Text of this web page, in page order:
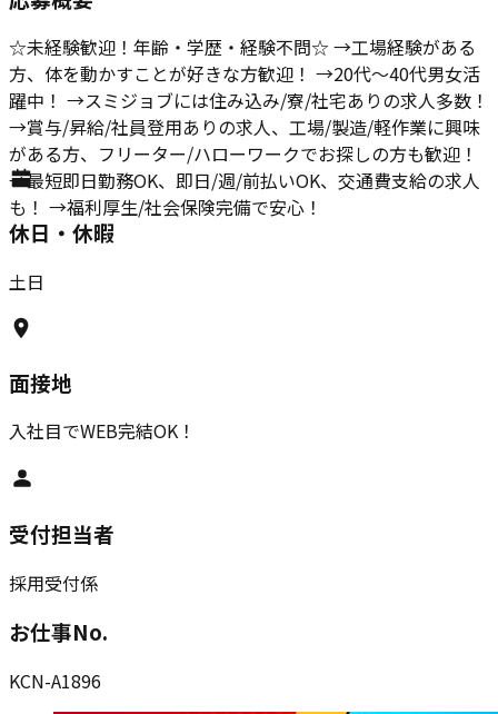
☆未経験歓迎！年齢・学歴・経験不問☆ →工場経験がある
方、体を動かすことが好きな方歓迎！ →20代～40代男女活
躍中！ →スミジョブには住み込み/寮/社宅ありの求人多数！
→賞与/昇給/社員登用ありの求人、工場/製造/軽作業に興味
がある方、フリーター/ハローワークでお探しの方も歓迎！
→最短即日勤務OK、即日/週/前払いOK、交通費支給の求人
も！ →福利厚生/社会保険完備で安心！
休日・休暇
土日
面接地
入社目でWEB完結OK！
受付担当者
採用受付係
お仕事No.
KCN-A1896